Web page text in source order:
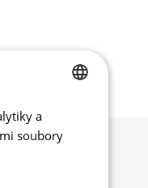
SetsCZECH
ENGLISH
a
soubory